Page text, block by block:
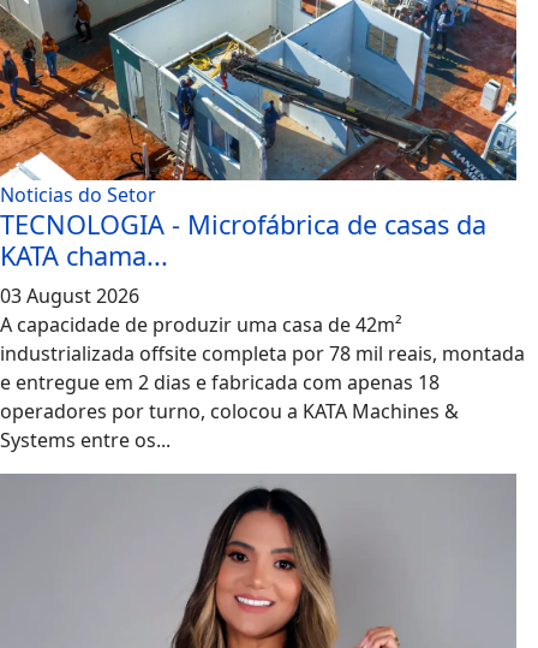
Noticias do Setor
TECNOLOGIA - Microfábrica de casas da
KATA chama...
03 August 2026
A capacidade de produzir uma casa de 42m²
industrializada offsite completa por 78 mil reais, montada
e entregue em 2 dias e fabricada com apenas 18
operadores por turno, colocou a KATA Machines &
Systems entre os...